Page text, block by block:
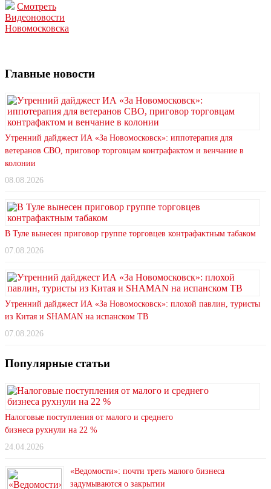
Смотреть
Видеоновости
Новомосковска
Главные новости
Утренний дайджест ИА «За Новомосковск»: иппотерапия для
ветеранов СВО, приговор торговцам контрафактом и венчание в
колонии
08.08.2026
В Туле вынесен приговор группе торговцев контрафактным табаком
07.08.2026
Утренний дайджест ИА «За Новомосковск»: плохой павлин, туристы
из Китая и SHAMAN на испанском ТВ
07.08.2026
Популярные статьи
Налоговые поступления от малого и среднего
бизнеса рухнули на 22 %
24.04.2026
«Ведомости»: почти треть малого бизнеса
задумываются о закрытии